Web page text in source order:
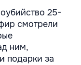
25-
смотрели
ним,
подарки за